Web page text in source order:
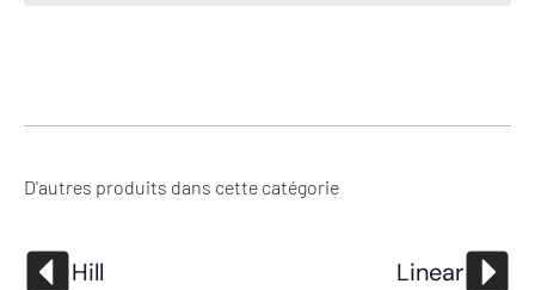
D'autres produits dans cette catégorie
Hill Linear